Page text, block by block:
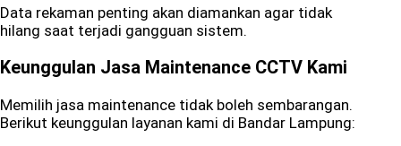
Data rekaman penting akan diamankan agar tidak
hilang saat terjadi gangguan sistem.
Keunggulan Jasa Maintenance CCTV Kami
Memilih jasa maintenance tidak boleh sembarangan.
Berikut keunggulan layanan kami di Bandar Lampung: